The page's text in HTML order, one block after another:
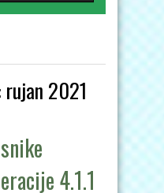
rujan 2021
4.1.1